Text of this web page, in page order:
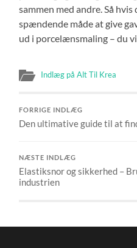
sammen med andre. Så
spændende måde at give
ud i porcelænsmaling – du
Indlæg på Alt Til Krea
FORRIGE INDLÆG
Den ultimative guide til at
NÆSTE INDLÆG
Elastiksnor og sikkerhed –
industrien